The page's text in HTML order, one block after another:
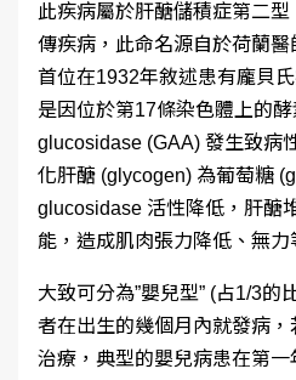
此疾病屬於肝醣儲積症第二
傳疾病，此命名源自於荷蘭醫
首位在1932年敘述患有龐貝
是因位於第17條染色體上的酵
glucosidase (GAA) 發生致病
化肝醣 (glycogen) 為葡萄糖
glucosidase 活性降低，肝醣
能，造成肌肉張力降低、無力
大致可分為”嬰兒型” (占1/3的
者在出生的幾個月內就發病
治療，典型的嬰兒病患在第一